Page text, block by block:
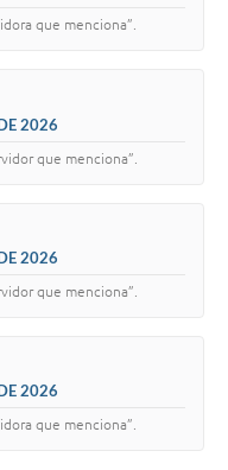
que menciona”.
2026
que menciona”.
2026
que menciona”.
2026
que menciona”.